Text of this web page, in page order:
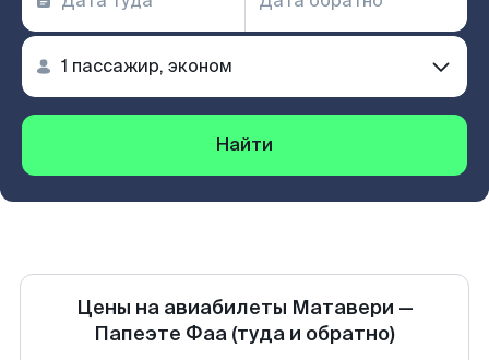
Найти
Цены на авиабилеты Матавери —
Папеэте Фаа (туда и обратно)